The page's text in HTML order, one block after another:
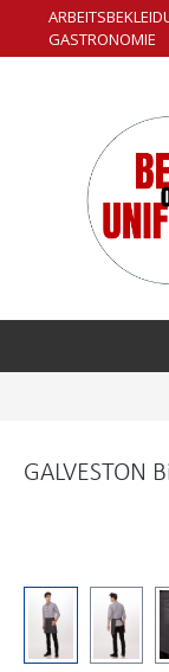
Zur
GASTRONOMIE
GALVESTON
Bildergalerie